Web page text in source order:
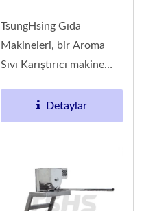
TsungHsing Gıda
Makineleri, bir Aroma
Sıvı Karıştırıcı makine
tedarikçisidir....
Detaylar